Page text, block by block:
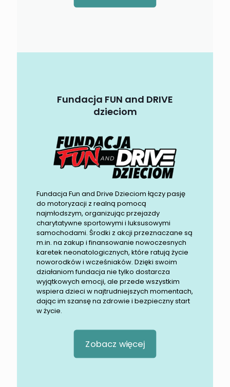
Fundacja FUN and DRIVE
dzieciom
Fundacja Fun and Drive Dzieciom łączy pasję
do motoryzacji z realną pomocą
najmłodszym, organizując przejazdy
charytatywne sportowymi i luksusowymi
samochodami. Środki z akcji przeznaczane są
m.in. na zakup i finansowanie nowoczesnych
karetek neonatologicznych, które ratują życie
noworodków i wcześniaków. Dzięki swoim
działaniom fundacja nie tylko dostarcza
wyjątkowych emocji, ale przede wszystkim
wspiera dzieci w najtrudniejszych momentach,
dając im szansę na zdrowie i bezpieczny start
w życie.
Zobacz więcej